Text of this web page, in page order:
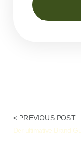
< PREVIOUS POST